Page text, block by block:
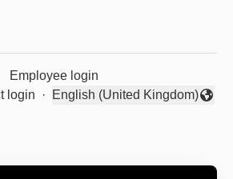
Employee login
login
·
Change language
English (United Kingdom)